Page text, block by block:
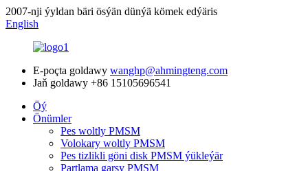
2007-nji ýyldan bäri ösýän dünýä kömek edýäris
English
E-poçta goldawy wanghp@ahmingteng.com
Jaň goldawy +86 15105696541
Öý
Önümler
Pes woltly PMSM
Volokary woltly PMSM
Pes tizlikli göni disk PMSM ýükleýär
Partlama garşy PMSM